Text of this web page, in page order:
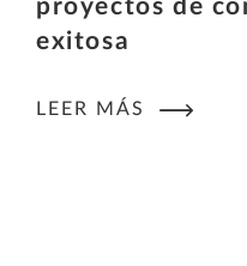
proyectos de
exitosa
LEER MÁS